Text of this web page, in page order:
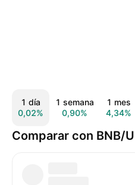
1 día
0,02%
1 semana
0,90%
1 mes
4,34%
Comparar con BNB/